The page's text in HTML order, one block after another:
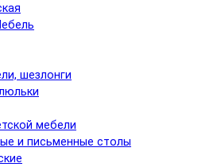
шезлонги
мебели
и письменные столы